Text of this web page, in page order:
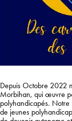
Depuis Octobre 2022
Morbihan, qui œuvre
polyhandicapés. Notre
de jeunes